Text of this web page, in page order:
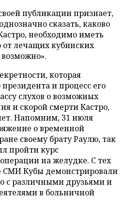
публикации признает,
сказать, каково
необходимо иметь
лечащих кубинских
которая
и процесс его
слухов о возможных
и скорой смерти Кастро,
Напомним, 31 июля
о временной
своему брату Раулю, так
пройти курс
на желудке. С тех
СМИ Кубы демонстрировали
с различными друзьями и
в больничной